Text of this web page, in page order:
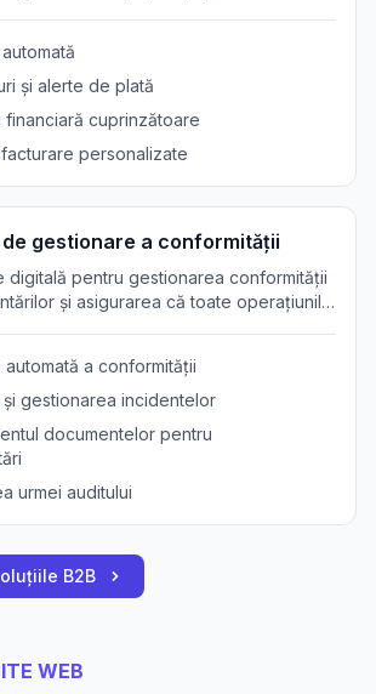
și alerte de plată
financiară cuprinzătoare
personalizate
de gestionare a conformității
digitală pentru gestionarea conformității
și asigurarea că toate operațiunile
automată a conformității
și gestionarea incidentelor
documentelor pentru
urmei auditului
B2B
WEB